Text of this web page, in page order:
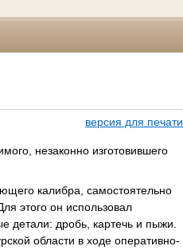
версия для печати
незаконно изготовившего
калибра, самостоятельно
этого он использовал
дробь, картечь и пыжи.
области в ходе оперативно-